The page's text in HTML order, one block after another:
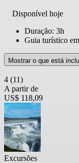
Disponível hoje
Duração: 3h
Guia turístico
Mostrar o que está
4 (11)
A partir de
US$ 118,09
Excursões